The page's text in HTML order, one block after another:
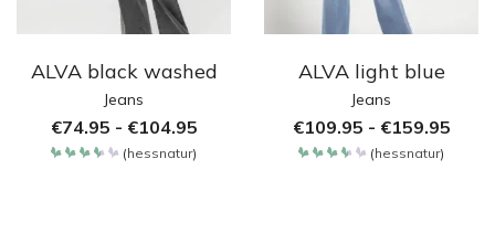
ALVA black washed
Jeans
€74.95 - €104.95
(hessnatur)
ALVA light blue
Jeans
€109.95 - €159.95
(hessnatur)